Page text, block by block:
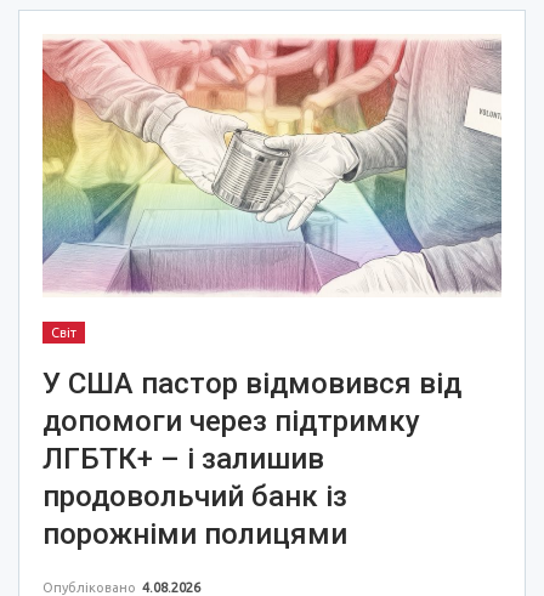
Світ
У США пастор відмовився від
допомоги через підтримку
ЛГБТК+ – і залишив
продовольчий банк із
порожніми полицями
Опубліковано 4.08.2026